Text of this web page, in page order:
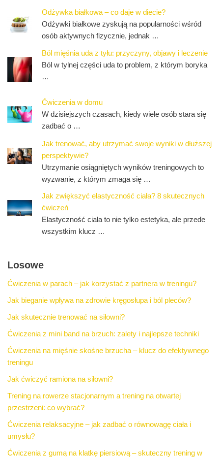
Odżywka białkowa – co daje w diecie?
Odżywki białkowe zyskują na popularności wśród
osób aktywnych fizycznie, jednak …
Ból mięśnia uda z tyłu: przyczyny, objawy i leczenie
Ból w tylnej części uda to problem, z którym boryka
…
Ćwiczenia w domu
W dzisiejszych czasach, kiedy wiele osób stara się
zadbać o …
Jak trenować, aby utrzymać swoje wyniki w dłuższej
perspektywie?
Utrzymanie osiągniętych wyników treningowych to
wyzwanie, z którym zmaga się …
Jak zwiększyć elastyczność ciała? 8 skutecznych
ćwiczeń
Elastyczność ciała to nie tylko estetyka, ale przede
wszystkim klucz …
Losowe
Ćwiczenia w parach – jak korzystać z partnera w treningu?
Jak bieganie wpływa na zdrowie kręgosłupa i ból pleców?
Jak skutecznie trenować na siłowni?
Ćwiczenia z mini band na brzuch: zalety i najlepsze techniki
Ćwiczenia na mięśnie skośne brzucha – klucz do efektywnego
treningu
Jak ćwiczyć ramiona na siłowni?
Trening na rowerze stacjonarnym a trening na otwartej
przestrzeni: co wybrać?
Ćwiczenia relaksacyjne – jak zadbać o równowagę ciała i
umysłu?
Ćwiczenia z gumą na klatkę piersiową – skuteczny trening w